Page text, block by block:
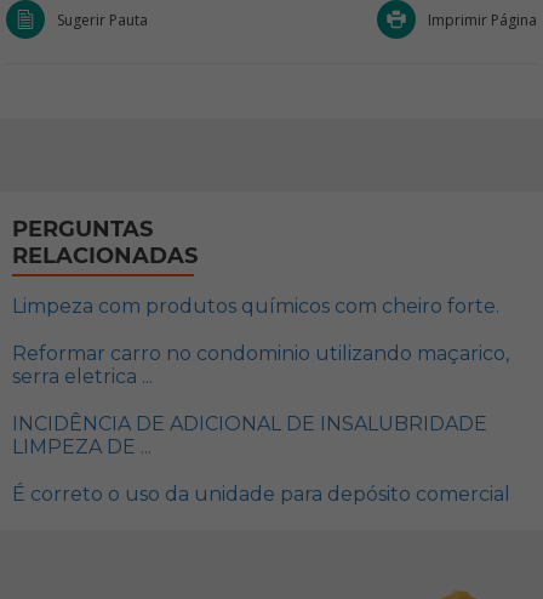
Sugerir Pauta Imprimir Página
PERGUNTAS
RELACIONADAS
Limpeza com produtos químicos com cheiro forte.
Reformar carro no condominio utilizando maçarico,
serra eletrica ...
INCIDÊNCIA DE ADICIONAL DE INSALUBRIDADE
LIMPEZA DE ...
É correto o uso da unidade para depósito comercial